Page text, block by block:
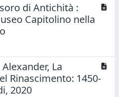
di Antichità :
Capitolino nella
Alexander, La
Rinascimento: 1450-
2020